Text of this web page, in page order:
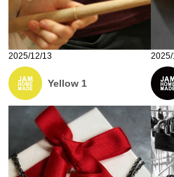
2025/12/13
Yellow 1
2025/